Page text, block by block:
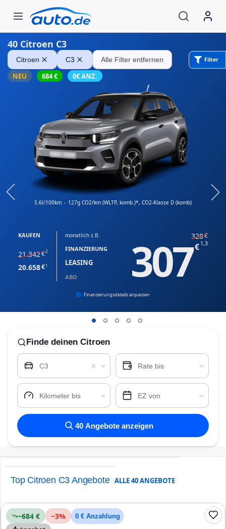
40 Citroen C3
Citroen C3 Alle Filter entfernen Filter
Citroen C3
NEU 684€ 0€ ANZ.
5.6l/100km - 127g CO2/km (WLTP, komb.)*, CO2-Klasse D (komb)
monatlich z.B.
FINANZIERUNG
LEASING
ABO
328
307 1,3
KAUFEN
21.342 2
20.658 1
Finanzierungsdetails anpassen
Finde deinen Citroen
C3 Rate bis
Kilometer bis EZ von
40 Angebote anzeigen
Top Citroen C3 Angebote ALLE40ANGEBOTE
−684 € −3% 0 € Anzahlung